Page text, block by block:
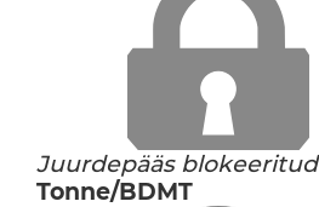
Juurdepääs blokeeritud
Tonne/BDMT